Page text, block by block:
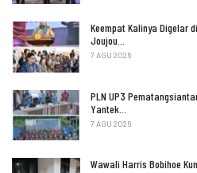
Keempat Kalinya Digelar
Joujou…
7 AGU 2026
PLN UP3
Yantek…
7 AGU 2026
Wawali Harris Bobihoe